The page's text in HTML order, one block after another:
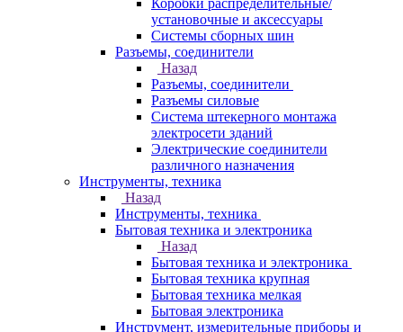
Коробки распределительные/
установочные и аксессуары
Системы сборных шин
Разъемы, соединители
Назад
Разъемы, соединители
Разъемы силовые
Система штекерного монтажа
электросети зданий
Электрические соединители
различного назначения
Инструменты, техника
Назад
Инструменты, техника
Бытовая техника и электроника
Назад
Бытовая техника и электроника
Бытовая техника крупная
Бытовая техника мелкая
Бытовая электроника
Инструмент, измерительные приборы и